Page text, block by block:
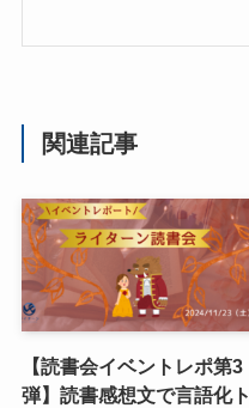
関連記事
【読書会イベントレポ第3
弾】読書感想文で言語化ト